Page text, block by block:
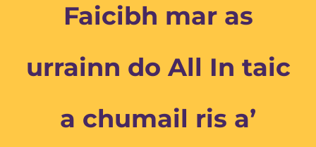
Faicibh mar as
urrainn do All In taic
a chumail ris a’